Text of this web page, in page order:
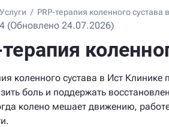
Услуги / PRP-терапия коленного сустава
(Обновлено 24.07.2026)
коленного сустава в Ист Клинике
боль и поддержать
колено мешает движению,